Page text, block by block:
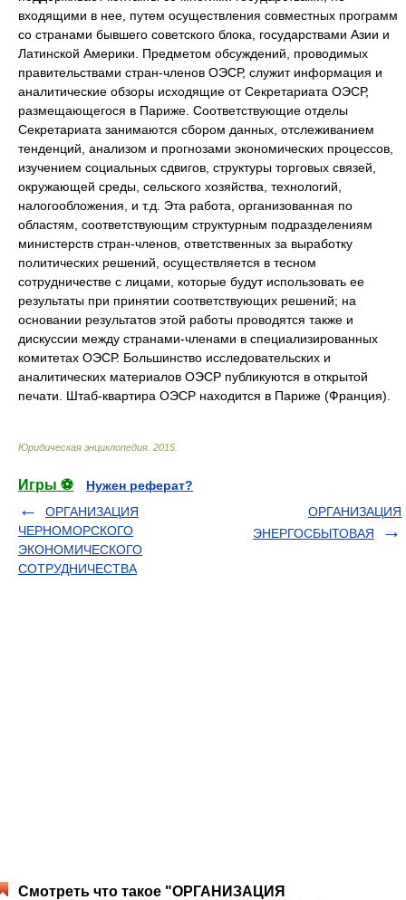
входящими в нее, путем осуществления совместных программ
со странами бывшего советского блока, государствами Азии и
Латинской Америки. Предметом обсуждений, проводимых
правительствами стран-членов ОЭСР, служит информация и
аналитические обзоры исходящие от Секретариата ОЭСР,
размещающегося в Париже. Соответствующие отделы
Секретариата занимаются сбором данных, отслеживанием
тенденций, анализом и прогнозами экономических процессов,
изучением социальных сдвигов, структуры торговых связей,
окружающей среды, сельского хозяйства, технологий,
налогообложения, и т.д. Эта работа, организованная по
областям, соответствующим структурным подразделениям
министерств стран-членов, ответственных за выработку
политических решений, осуществляется в тесном
сотрудничестве с лицами, которые будут использовать ее
результаты при принятии соответствующих решений; на
основании результатов этой работы проводятся также и
дискуссии между странами-членами в специализированных
комитетах ОЭСР. Большинство исследовательских и
аналитических материалов ОЭСР публикуются в открытой
печати. Штаб-квартира ОЭСР находится в Париже (Франция).
Юридическая энциклопедия 2015
Игры ⚽
Нужен реферат?
ОРГАНИЗАЦИЯ
ЧЕРНОМОРСКОГО
ЭКОНОМИЧЕСКОГО
СОТРУДНИЧЕСТВА
ОРГАНИЗАЦИЯ
ЭНЕРГОСБЫТОВАЯ
Смотреть что такое "ОРГАНИЗАЦИЯ